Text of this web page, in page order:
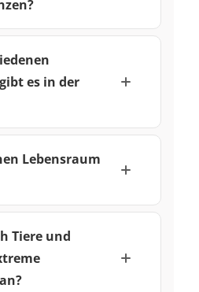
es in der
Lebensraum
Tiere und